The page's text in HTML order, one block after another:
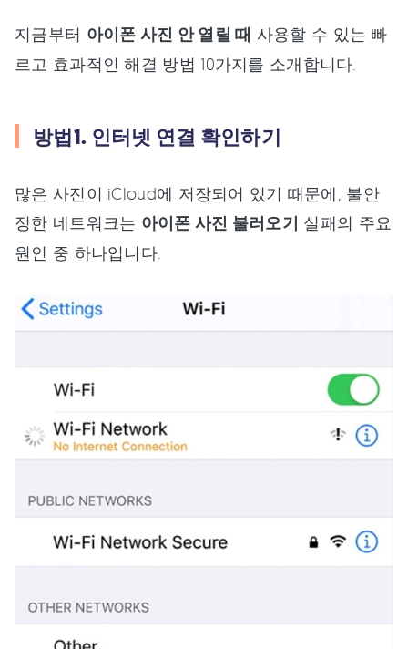
지금부터 아이폰 사진 안 열릴 때 사용할 수 있는 빠
르고 효과적인 해결 방법 10가지를 소개합니다.
방법1. 인터넷 연결 확인하기
많은 사진이 iCloud에 저장되어 있기 때문에, 불안
정한 네트워크는 아이폰 사진 불러오기 실패의 주요
원인 중 하나입니다.